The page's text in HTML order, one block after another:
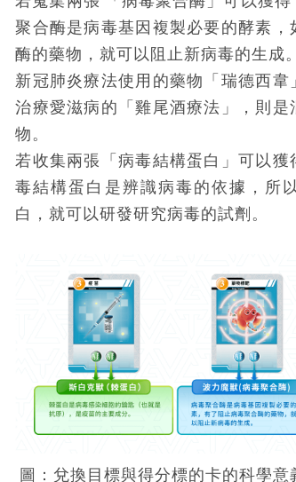
聚合酶是病毒基因複製必要的酵素
酶的藥物，就可以阻止新病毒的生成。
新冠肺炎療法使用的藥物「瑞德西韋
治療愛滋病的「雞尾酒療法」，則
物。
若收集兩張「病毒結構蛋白」可以
毒結構蛋白是辨識病毒的依據，所
白，就可以研發研究病毒的試劑。
圖：兌換目標與得分標的卡的科學意